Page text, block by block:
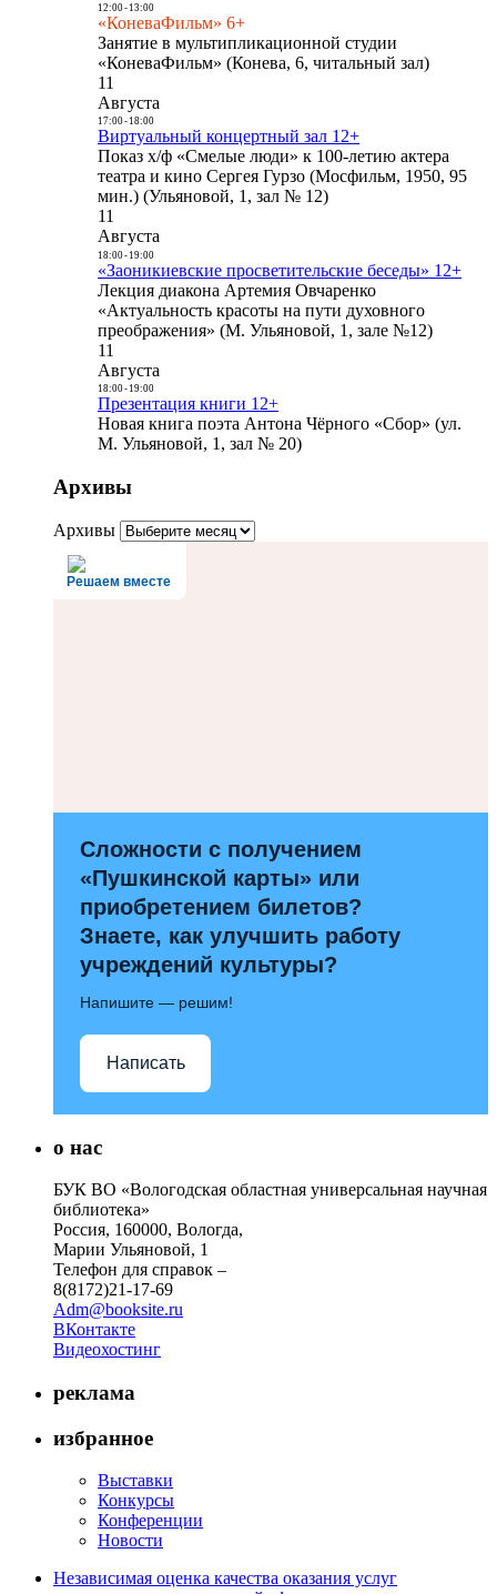
12:00- 13:00
«КоневаФильм» 6+
Занятие в мультипликационной студии
«КоневаФильм» (Конева, 6, читальный зал)
11
Августа
17:00- 18:00
Виртуальный концертный зал 12+
Показ х/ф «Смелые люди» к 100-летию актера
театра и кино Сергея Гурзо (Мосфильм, 1950, 95
мин.) (Ульяновой, 1, зал № 12)
11
Августа
18:00- 19:00
«Заоникиевские просветительские беседы» 12+
Лекция диакона Артемия Овчаренко
«Актуальность красоты на пути духовного
преображения» (М. Ульяновой, 1, зале №12)
11
Августа
18:00- 19:00
Презентация книги 12+
Новая книга поэта Антона Чёрного «Сбор» (ул.
М. Ульяновой, 1, зал № 20)
Архивы
Архивы
Решаем вместе
Сложности с получением
«Пушкинской карты» или
приобретением билетов?
Знаете, как улучшить работу
учреждений культуры?
Напишите — решим!
Написать
о нас
БУК ВО «Вологодская областная универсальная научная
библиотека»
Россия, 160000, Вологда,
Марии Ульяновой, 1
Телефон для справок –
8(8172)21-17-69
Adm@booksite.ru
ВКонтакте
Видеохостинг
реклама
избранное
Выставки
Конкурсы
Конференции
Новости
Независимая оценка качества оказания услуг